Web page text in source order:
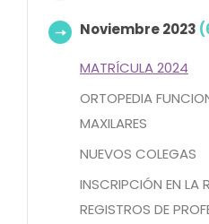
Noviembre 2023
MATRÍCULA 2024
ORTOPEDIA
MAXILARES
NUEVOS COLEGAS
INSCRIPCIÓN EN LA
REGISTROS DE